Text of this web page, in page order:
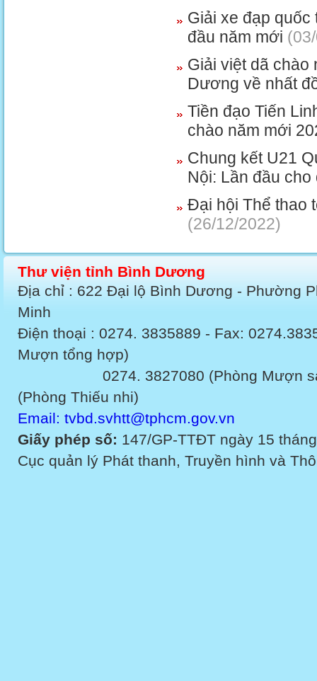
Giải xe đạp
đầu năm mới
Giải việt dã chào
Dương về nhất
Tiền đạo Tiến
chào năm mới
Chung kết U21
Nội: Lần đầu
Đại hội Thể thao
(26/12/2022)
Thư viện tỉnh Bình Dương
Địa chỉ : 622 Đại lộ Bình Dương - Phường
Minh
Điện thoại : 0274. 3835889 - Fax:
Mượn tổng hợp)
0274. 3827080 (Phòng Mượn sách
(Phòng Thiếu nhi)
Email: tvbd.svhtt@tphcm.gov.vn
Giấy phép số: 147/GP-TTĐT ngày 15
Cục quản lý Phát thanh, Truyền hình và